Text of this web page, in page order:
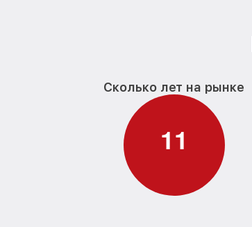
Сколько лет на рынке
11